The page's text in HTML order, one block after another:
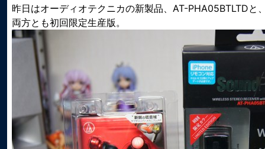
昨日はオーディオテクニカの新製品、AT-PHA05BTLTDと
両方とも初回限定生産版。